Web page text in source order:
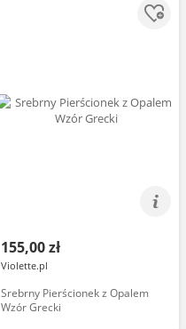
155,00 zł
Violette.pl
Srebrny Pierścionek z Opalem
Wzór Grecki